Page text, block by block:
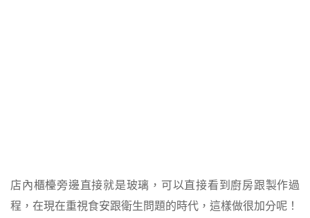
店內櫃檯旁邊直接就是玻璃，可以直接看到廚房跟製作過
程，在現在重視食安跟衛生問題的時代，這樣做很加分呢！